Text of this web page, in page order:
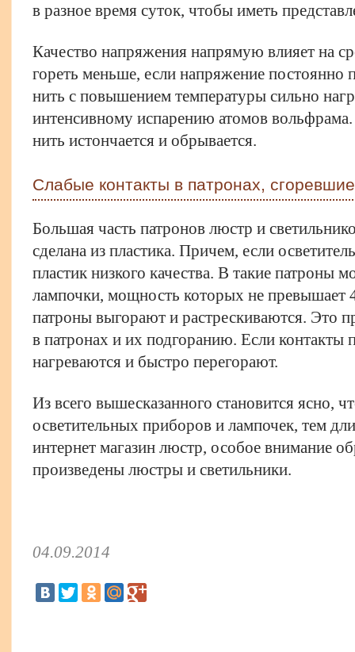
в разное время суток, чтобы иметь
Качество напряжения напрямую влияет на
гореть меньше, если напряжение
нить с повышением температуры сильно
интенсивному испарению атомов вольфрама.
нить истончается и обрывается.
Слабые контакты в патронах,
Большая часть патронов люстр и
сделана из пластика. Причем, если
пластик низкого качества. В такие патроны
лампочки, мощность которых не превышает
патроны выгорают и растрескиваются. Это
в патронах и их подгоранию. Если контакты
нагреваются и быстро перегорают.
Из всего вышесказанного становится ясно,
осветительных приборов и лампочек, тем
интернет магазин люстр, особое внимание
произведены люстры и светильники.
04.09.2014